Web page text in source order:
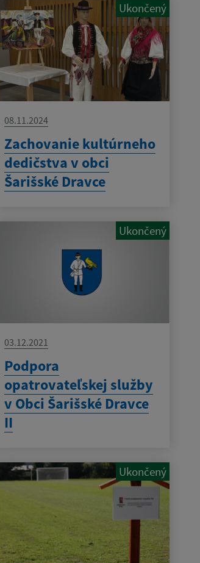
Ukončený
08.11.2024
Zachovanie kultúrneho
dedičstva v obci
Šarišské Dravce
Ukončený
03.12.2021
Podpora
opatrovateľskej služby
v Obci Šarišské Dravce
II
Ukončený